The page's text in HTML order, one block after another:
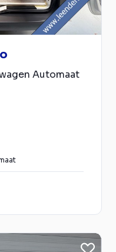
Automaat